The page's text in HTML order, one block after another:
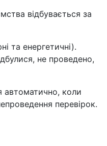
відбувається за
та енергетичні).
не проведено,
автоматично, коли
перевірок.